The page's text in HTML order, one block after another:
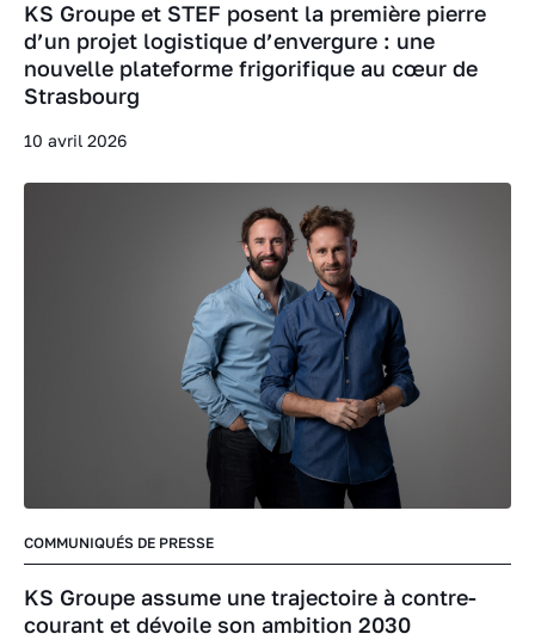
KS Groupe et STEF posent la première pierre
d’un projet logistique d’envergure : une
nouvelle plateforme frigorifique au cœur de
Strasbourg
10 avril 2026
COMMUNIQUÉS DE PRESSE
KS Groupe assume une trajectoire à contre-
courant et dévoile son ambition 2030